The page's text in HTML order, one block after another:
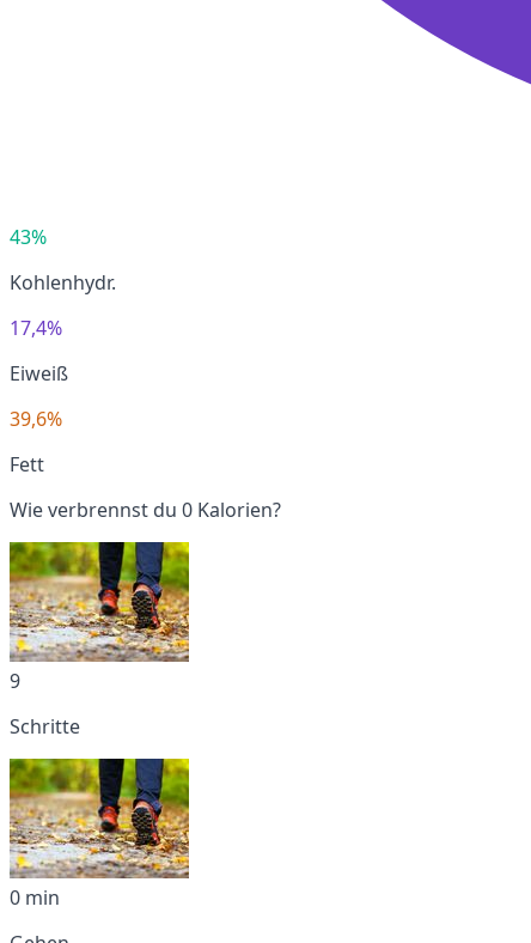
43%
Kohlenhydr.
17,4%
Eiweiß
39,6%
Fett
Wie verbrennst du 0 Kalorien?
9
Schritte
0 min